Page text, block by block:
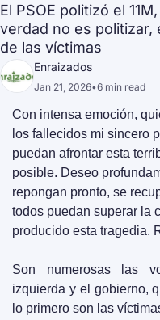
El PSOE politizó el
verdad no es politizar,
de las víctimas
Enraizados
Jan 21, 2026•6 min read
Con intensa emoción,
los fallecidos mi sincero
puedan afrontar esta
posible. Deseo
repongan pronto, se
todos puedan superar la
producido esta tragedia.
Son numerosas las
izquierda y el gobierno,
lo primero son las